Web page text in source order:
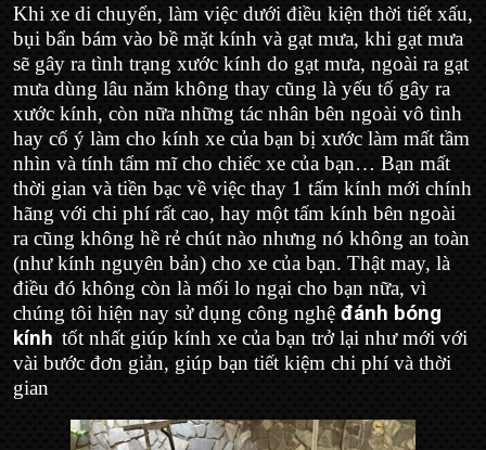
Khi xe di chuyển, làm việc dưới điều kiện thời tiết xấu,
bụi bẩn bám vào bề mặt kính và gạt mưa, khi gạt mưa
sẽ gây ra tình trạng xước kính do gạt mưa, ngoài ra gạt
mưa dùng lâu năm không thay cũng là yếu tố gây ra
xước kính, còn nữa những tác nhân bên ngoài vô tình
hay cố ý làm cho kính xe của bạn bị xước làm mất tầm
nhìn và tính tẩm mĩ cho chiếc xe của bạn… Bạn mất
thời gian và tiền bạc về việc thay 1 tấm kính mới chính
hãng với chi phí rất cao, hay một tấm kính bên ngoài
ra cũng không hề rẻ chút nào nhưng nó không an toàn
(như kính nguyên bản) cho xe của bạn. Thật may, là
điều đó không còn là mối lo ngại cho bạn nữa, vì
chúng tôi hiện nay sử dụng công nghệ đánh bóng
kính tốt nhất giúp kính xe của bạn trở lại như mới với
vài bước đơn giản, giúp bạn tiết kiệm chi phí và thời
gian